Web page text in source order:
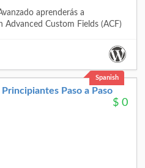
aprenderás a
Advanced Custom Fields (ACF)
Spanish
Paso a Paso
$ 0